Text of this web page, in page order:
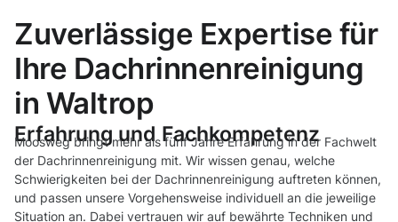
Zuverlässige Expertise für
Ihre Dachrinnenreinigung
in Waltrop
Erfahrung und Fachkompetenz
Moosweg bringt mehr als fünf Jahre Erfahrung in der Fachwelt
der Dachrinnenreinigung mit. Wir wissen genau, welche
Schwierigkeiten bei der Dachrinnenreinigung auftreten können,
und passen unsere Vorgehensweise individuell an die jeweilige
Situation an. Dabei vertrauen wir auf bewährte Techniken und